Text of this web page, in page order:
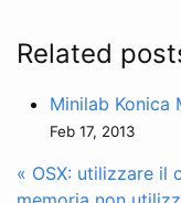
Related
Minilab Konica
Feb 17, 2013
« OSX: utilizzare il